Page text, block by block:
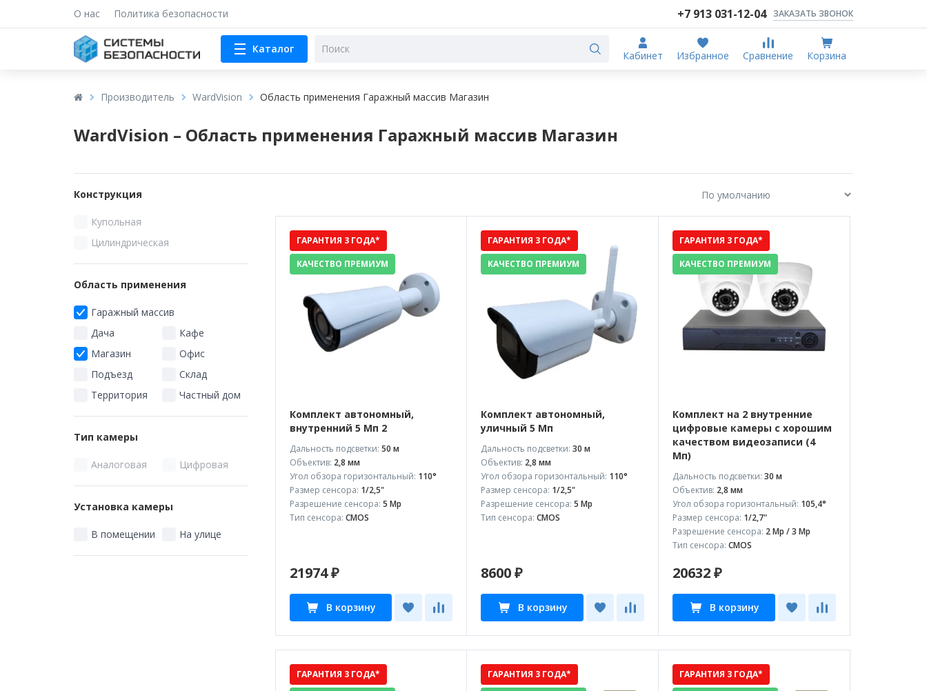
О нас Политика безопасности +7 913 031-12-04 ЗАКАЗАТЬ ЗВОНОК
Каталог
Кабинет Избранное Сравнение Корзина
Производитель WardVision Область применения Гаражный массив Магазин
WardVision – Область применения Гаражный массив Магазин
Конструкция
Купольная
Цилиндрическая
Область применения
Гаражный массив
Дача
Кафе
Магазин
Офис
Подъезд
Склад
Территория
Частный дом
Тип камеры
Аналоговая Цифровая
Установка камеры
В помещении На улице
Комплект автономный,
внутренний 5 Мп 2
ГАРАНТИЯ 3 ГОДА*
КАЧЕСТВО ПРЕМИУМ
Дальность подсветки: 50 м
Объектив: 2,8 мм
Угол обзора горизонтальный: 110°
Размер сенсора: 1/2,5"
Разрешение сенсора: 5 Mp
Тип сенсора: CMOS
21974 ₽
В корзину
Комплект автономный,
уличный 5 Мп
ГАРАНТИЯ 3 ГОДА*
КАЧЕСТВО ПРЕМИУМ
Дальность подсветки:30 м
Объектив: 2,8 мм
Угол обзора горизонтальный: 110°
Размер сенсора: 1/2,5"
Разрешение сенсора:5 Mp
Тип сенсора:CMOS
8600 ₽
В корзину
Комплект на 2 внутренние
цифровые камеры с хорошим
качеством видеозаписи (4
Мп)
ГАРАНТИЯ 3 ГОДА*
КАЧЕСТВО ПРЕМИУМ
Дальность подсветки:30 м
Объектив: 2,8 мм
Угол обзора горизонтальный: 105,4°
Размер сенсора: 1/2,7"
Разрешение сенсора: 2 Mp / 3 Mp
Тип сенсора:CMOS
20632 ₽
В корзину
ГАРАНТИЯ 3 ГОДА*
ГАРАНТИЯ 3 ГОДА*
ГАРАНТИЯ 3 ГОДА*